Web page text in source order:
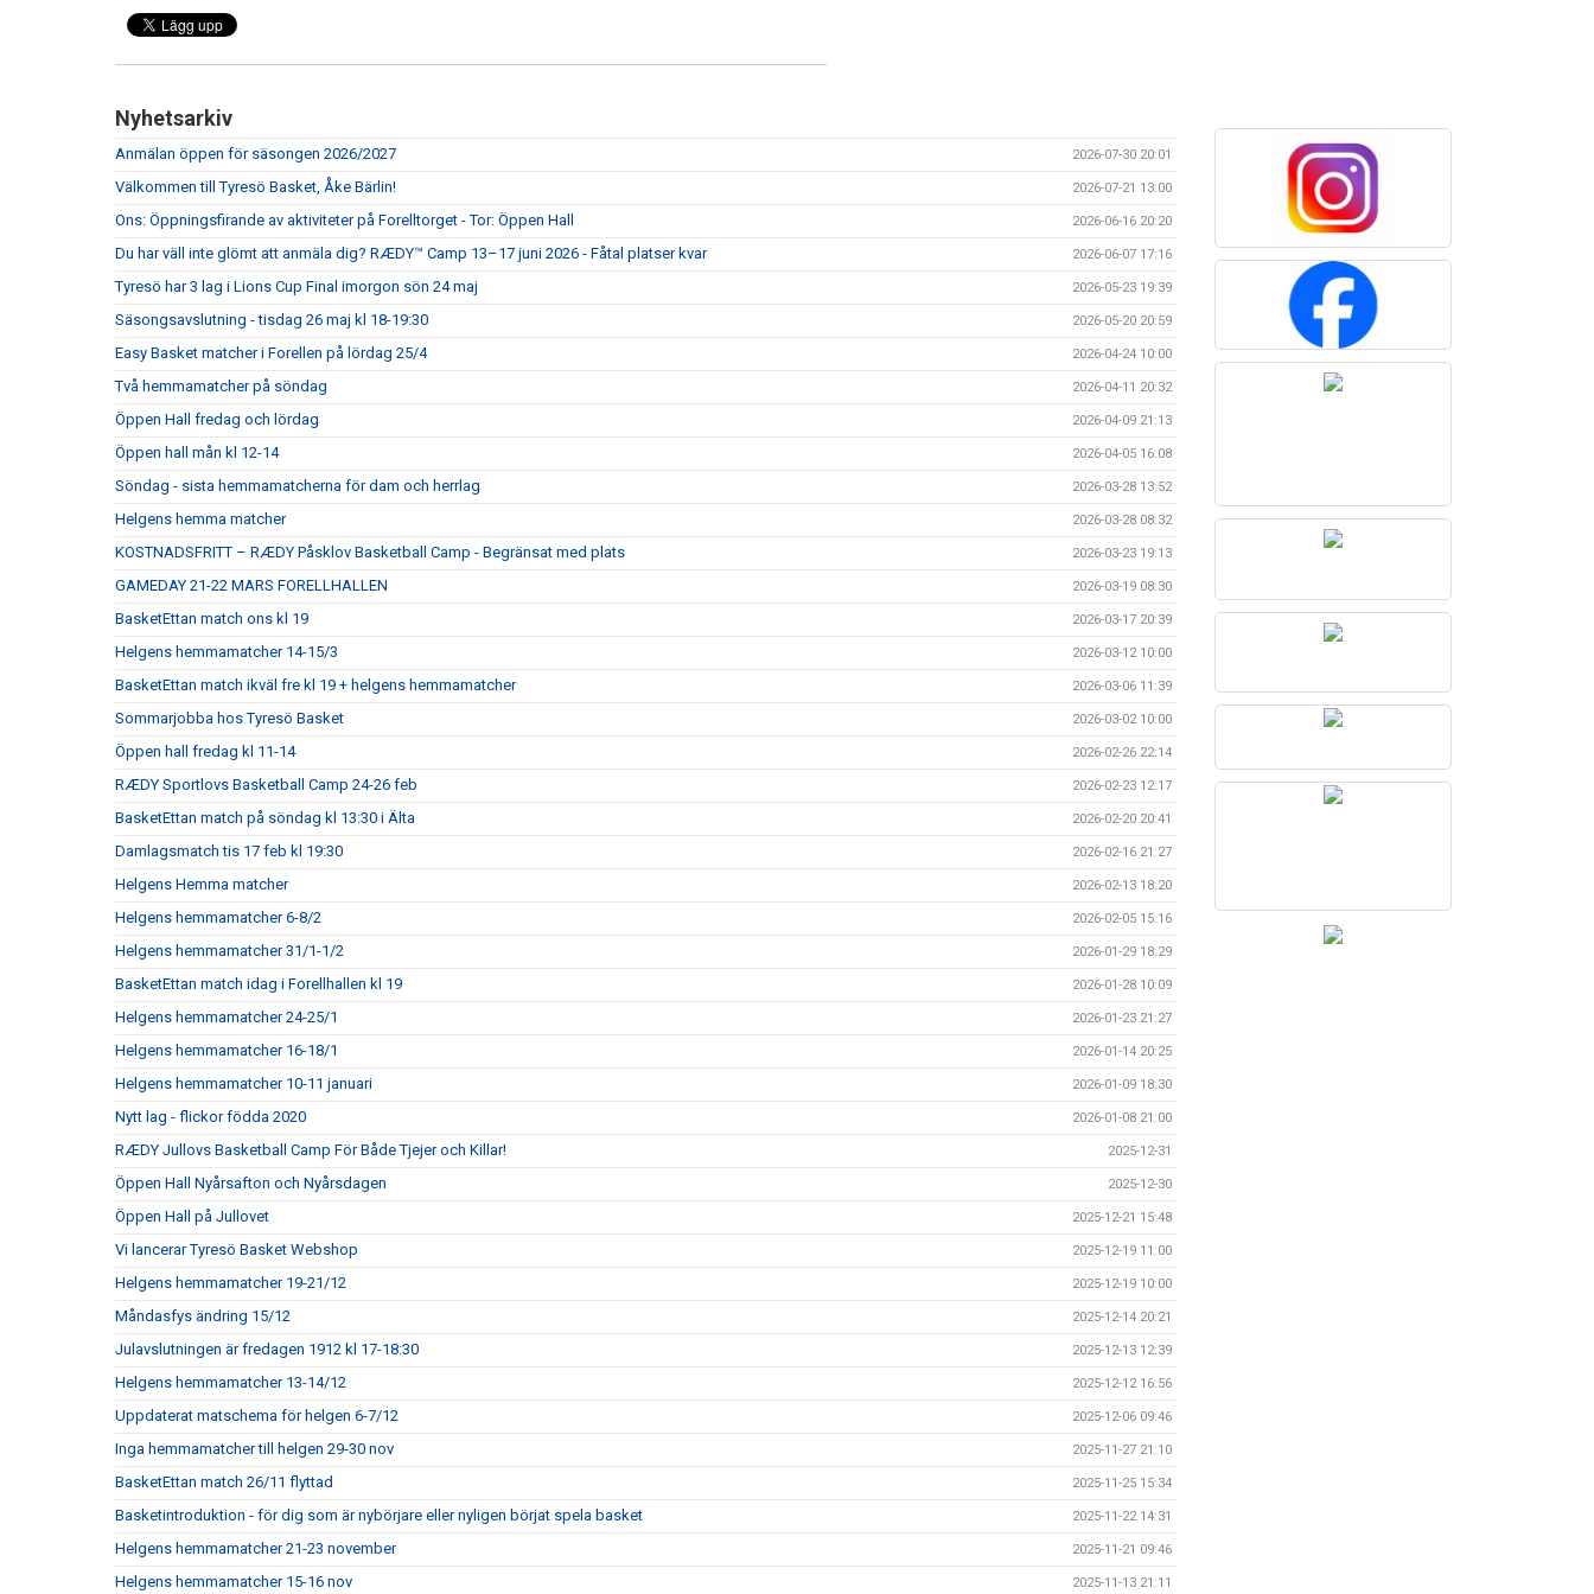
Nyhetsarkiv
Anmälan öppen för säsongen 2026/2027 2026-07-30 20:01
Välkommen till Tyresö Basket, Åke Bärlin! 2026-07-21 13:00
Ons: Öppningsfirande av aktiviteter på Forelltorget - Tor: Öppen Hall 2026-06-16 20:20
Du har väll inte glömt att anmäla dig? RÆDY™ Camp 13–17 juni 2026 - Fåtal platser kvar 2026-06-07 17:16
Tyresö har 3 lag i Lions Cup Final imorgon sön 24 maj 2026-05-23 19:39
Säsongsavslutning - tisdag 26 maj kl 18-19:30 2026-05-20 20:59
Easy Basket matcher i Forellen på lördag 25/4 2026-04-24 10:00
Två hemmamatcher på söndag 2026-04-11 20:32
Öppen Hall fredag och lördag 2026-04-09 21:13
Öppen hall mån kl 12-14 2026-04-05 16:08
Söndag - sista hemmamatcherna för dam och herrlag 2026-03-28 13:52
Helgens hemma matcher 2026-03-28 08:32
KOSTNADSFRITT – RÆDY Påsklov Basketball Camp - Begränsat med plats 2026-03-23 19:13
GAMEDAY 21-22 MARS FORELLHALLEN 2026-03-19 08:30
BasketEttan match ons kl 19 2026-03-17 20:39
Helgens hemmamatcher 14-15/3 2026-03-12 10:00
BasketEttan match ikväl fre kl 19 + helgens hemmamatcher 2026-03-06 11:39
Sommarjobba hos Tyresö Basket 2026-03-02 10:00
Öppen hall fredag kl 11-14 2026-02-26 22:14
RÆDY Sportlovs Basketball Camp 24-26 feb 2026-02-23 12:17
BasketEttan match på söndag kl 13:30 i Älta 2026-02-20 20:41
Damlagsmatch tis 17 feb kl 19:30 2026-02-16 21:27
Helgens Hemma matcher 2026-02-13 18:20
Helgens hemmamatcher 6-8/2 2026-02-05 15:16
Helgens hemmamatcher 31/1-1/2 2026-01-29 18:29
BasketEttan match idag i Forellhallen kl 19 2026-01-28 10:09
Helgens hemmamatcher 24-25/1 2026-01-23 21:27
Helgens hemmamatcher 16-18/1 2026-01-14 20:25
Helgens hemmamatcher 10-11 januari 2026-01-09 18:30
Nytt lag - flickor födda 2020 2026-01-08 21:00
RÆDY Jullovs Basketball Camp För Både Tjejer och Killar! 2025-12-31
Öppen Hall Nyårsafton och Nyårsdagen 2025-12-30
Öppen Hall på Jullovet 2025-12-21 15:48
Vi lancerar Tyresö Basket Webshop 2025-12-19 11:00
Helgens hemmamatcher 19-21/12 2025-12-19 10:00
Måndasfys ändring 15/12 2025-12-14 20:21
Julavslutningen är fredagen 1912 kl 17-18:30 2025-12-13 12:39
Helgens hemmamatcher 13-14/12 2025-12-12 16:56
Uppdaterat matschema för helgen 6-7/12 2025-12-06 09:46
Inga hemmamatcher till helgen 29-30 nov 2025-11-27 21:10
BasketEttan match 26/11 flyttad 2025-11-25 15:34
Basketintroduktion - för dig som är nybörjare eller nyligen börjat spela basket 2025-11-22 14:31
Helgens hemmamatcher 21-23 november 2025-11-21 09:46
Helgens hemmamatcher 15-16 nov 2025-11-13 21:11